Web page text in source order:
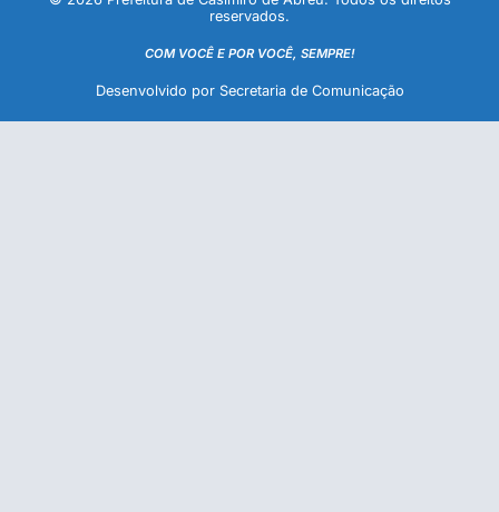
reservados.
COM VOCÊ E POR VOCÊ, SEMPRE!
Desenvolvido por Secretaria de Comunicação